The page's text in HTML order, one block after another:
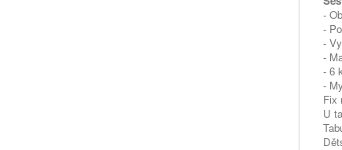
-
-
-
-
- 6
-
Fix
U